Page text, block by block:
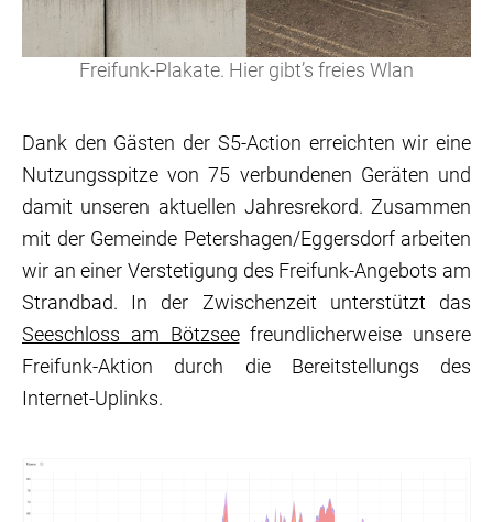
Freifunk-Plakate. Hier gibt’s freies Wlan
Dank den Gästen der S5-Action erreichten wir eine
Nutzungsspitze von 75 verbundenen Geräten und
damit unseren aktuellen Jahresrekord. Zusammen
mit der Gemeinde Petershagen/Eggersdorf arbeiten
wir an einer Verstetigung des Freifunk-Angebots am
Strandbad. In der Zwischenzeit unterstützt das
Seeschloss am Bötzseefreundlicherweise unsere
Freifunk-Aktion durch die Bereitstellungs des
Internet-Uplinks.